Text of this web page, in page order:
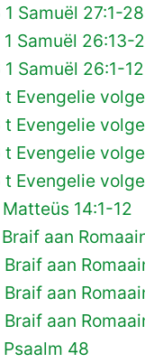
Samuël 27:1-
Samuël 26:13-
Samuël 26:1-12
Evengelie
Evengelie
Evengelie
Evengelie
14:1-12
aan
aan
aan
aan
48